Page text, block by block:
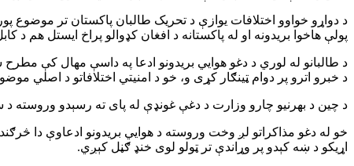
د دواړو خواوو اختلافات یوازې د تحریک طالبان پاکستان تر موضوع
پولې هاخوا بریدونه او له پاکستانه د افغان کډوالو پراخ ایستل هم
د طالبانو له لوري د دغو هوايي بریدونو ادعا په داسې مهال کې
د خبرو اترو پر دوام ټینګار کړی و، خو د امنیتي اختلافاتو د اصلي
د چین د بهرنیو چارو وزارت د دغې غونډې له پای ته رسېدو وروسته د
خو له دغو مذاکراتو لږ وخت وروسته د هوايي بریدونو ادعاوې دا
اړیکو د ښه کېدو پر وړاندې تر ټولو لوی خنډ ګڼل کېږي.